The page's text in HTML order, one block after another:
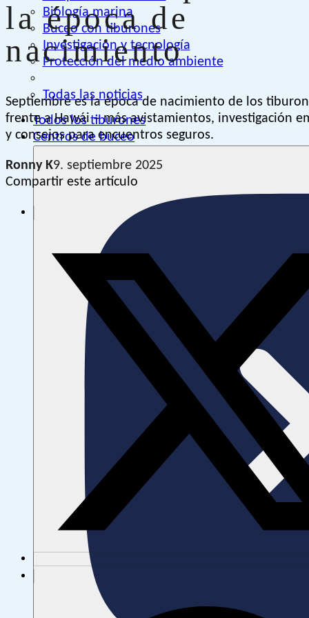
Biología marina
Buceo con tiburones
Investigación y tecnología
Protección del medio ambiente
Todas las noticias
Todos los tiburones
Centros de buceo
la época de
nacimiento
Septiembre es la época de nacimiento de los
frente a Hawái – más avistamientos, investigación
y consejos para encuentros seguros.
Ronny K9. septiembre 2025
Compartir este artículo